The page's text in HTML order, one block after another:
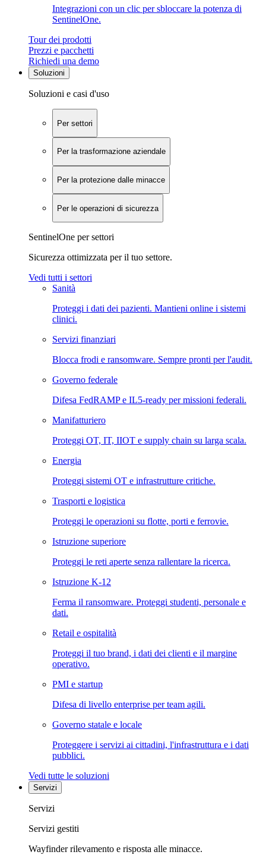
Integrazioni con un clic per sbloccare la potenza di
SentinelOne.
Tour dei prodotti
Prezzi e pacchetti
Richiedi una demo
Soluzioni
Soluzioni e casi d'uso
Per settori
Per la trasformazione aziendale
Per la protezione dalle minacce
Per le operazioni di sicurezza
SentinelOne per settori
Sicurezza ottimizzata per il tuo settore.
Vedi tutti i settori
Sanità
Proteggi i dati dei pazienti. Mantieni online i sistemi
clinici.
Servizi finanziari
Blocca frodi e ransomware. Sempre pronti per l'audit.
Governo federale
Difesa FedRAMP e IL5-ready per missioni federali.
Manifatturiero
Proteggi OT, IT, IIOT e supply chain su larga scala.
Energia
Proteggi sistemi OT e infrastrutture critiche.
Trasporti e logistica
Proteggi le operazioni su flotte, porti e ferrovie.
Istruzione superiore
Proteggi le reti aperte senza rallentare la ricerca.
Istruzione K-12
Ferma il ransomware. Proteggi studenti, personale e
dati.
Retail e ospitalità
Proteggi il tuo brand, i dati dei clienti e il margine
operativo.
PMI e startup
Difesa di livello enterprise per team agili.
Governo statale e locale
Proteggere i servizi ai cittadini, l'infrastruttura e i dati
pubblici.
Vedi tutte le soluzioni
Servizi
Servizi
Servizi gestiti
Wayfinder rilevamento e risposta alle minacce.